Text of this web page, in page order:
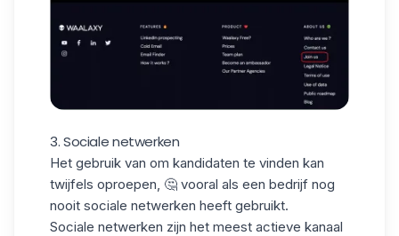
3. Sociale netwerken
Het gebruik van om kandidaten te vinden kan
twijfels oproepen, 🤔 vooral als een bedrijf nog
nooit sociale netwerken heeft gebruikt.
Sociale netwerken zijn het meest actieve kanaal